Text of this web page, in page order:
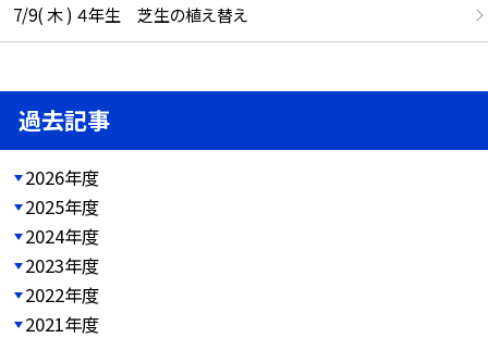
7/9( 木 ) ４年生 芝生の植え替え
過去記事
2026年度
2025年度
2024年度
2023年度
2022年度
2021年度